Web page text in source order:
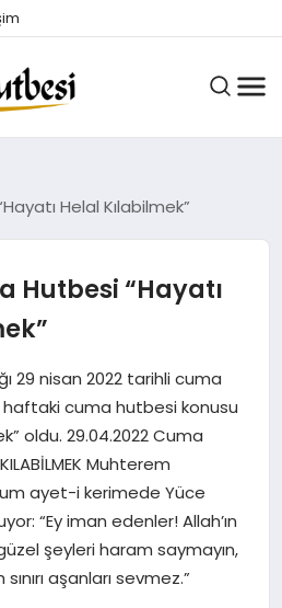
Helal Kılabilmek”
Hutbesi “Hayatı
29 nisan 2022 tarihli cuma
haftaki cuma hutbesi konusu
oldu. 29.04.2022 Cuma
Muhterem
ayet-i kerimede Yüce
“Ey iman edenler! Allah’ın
şeyleri haram saymayın,
sınırı aşanları sevmez.”